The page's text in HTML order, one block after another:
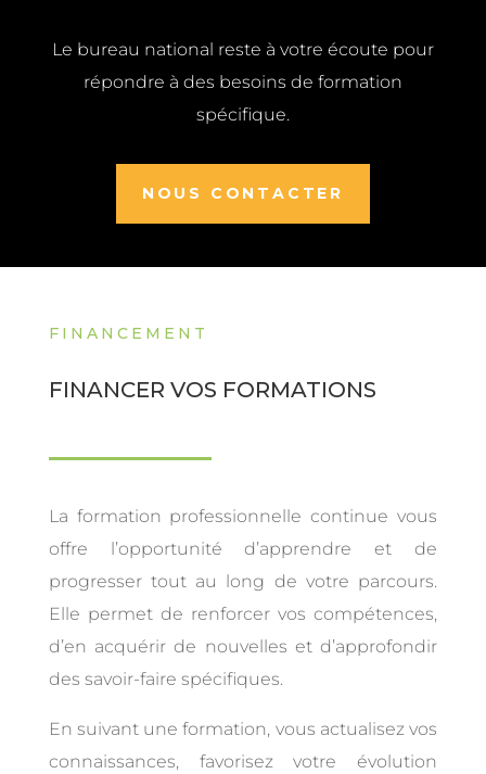
Le bureau national reste à votre écoute pour
répondre à des besoins de formation
spécifique.
NOUS CONTACTER
FINANCEMENT
FINANCER VOS FORMATIONS
La formation professionnelle continue vous
offre l’opportunité d’apprendre et de
progresser tout au long de votre parcours.
Elle permet de renforcer vos compétences,
d’en acquérir de nouvelles et d’approfondir
des savoir-faire spécifiques.
En suivant une formation, vous actualisez vos
connaissances, favorisez votre évolution